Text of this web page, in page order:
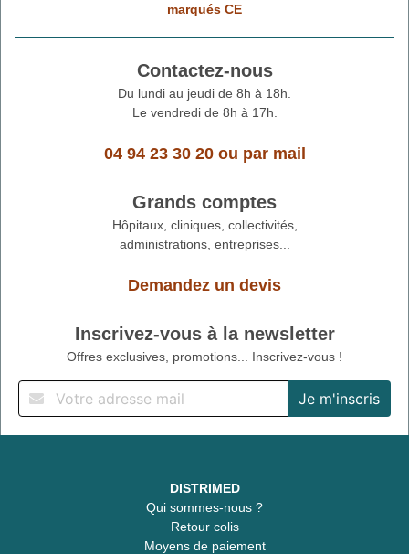
marqués CE
Contactez-nous
Du lundi au jeudi de 8h à 18h.
Le vendredi de 8h à 17h.
04 94 23 30 20ou par mail
Grands comptes
Hôpitaux, cliniques, collectivités,
administrations, entreprises...
Demandez un devis
Inscrivez-vous à la newsletter
Offres exclusives, promotions... Inscrivez-vous !
DISTRIMED
Qui sommes-nous ?
Retour colis
Moyens de paiement